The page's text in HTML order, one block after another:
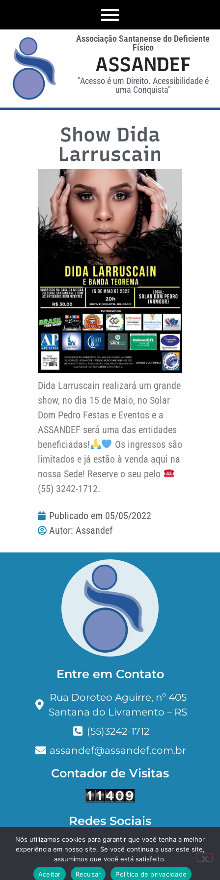
Associação Santanense do Deficiente
Físico
ASSANDEF
"Acesso é um Direito. Acessibilidade é
uma Conquista"
Show Dida
Larruscain
Dida Larruscain realizará um grande
show, no dia 15 de Maio, no Solar
Dom Pedro Festas e Eventos e a
ASSANDEF será uma das entidades
beneficiadas!
Os ingressos são
limitados e já estão à venda aqui na
nossa Sede! Reserve o seu pelo
(55) 3242-1712.
Publicado em 05/05/2022
Autor: Assandef
Entre em Contato
Rua Doroteo Aguirre, nº 405
Santana do Livramento – RS
(55)3242-1712
assandef@assandef.com.br
Contador de Visitas
Redes Sociais
Facebook Instagram
Nós utilizamos cookies para garantir que você tenha a melhor
experiência em nosso site. Se você continua a usar este site,
assumimos que você está satisfeito.
Aceitar
Recusar Política de privacidade